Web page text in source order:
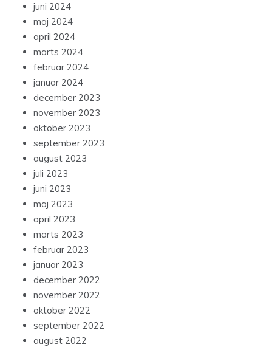
juni 2024
maj 2024
april 2024
marts 2024
februar 2024
januar 2024
december 2023
november 2023
oktober 2023
september 2023
august 2023
juli 2023
juni 2023
maj 2023
april 2023
marts 2023
februar 2023
januar 2023
december 2022
november 2022
oktober 2022
september 2022
august 2022